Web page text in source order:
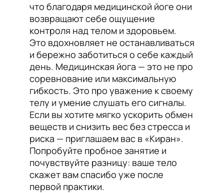
что благодаря медицинской йоге они
возвращают себе ощущение
контроля над телом и здоровьем.
Это вдохновляет не останавливаться
и бережно заботиться о себе каждый
день. Медицинская йога — это не про
соревнование или максимальную
гибкость. Это про уважение к своему
телу и умение слушать его сигналы.
Если вы хотите мягко ускорить обмен
веществ и снизить вес без стресса и
риска — приглашаем вас в «Киран».
Попробуйте пробное занятие и
почувствуйте разницу: ваше тело
скажет вам спасибо уже после
первой практики.